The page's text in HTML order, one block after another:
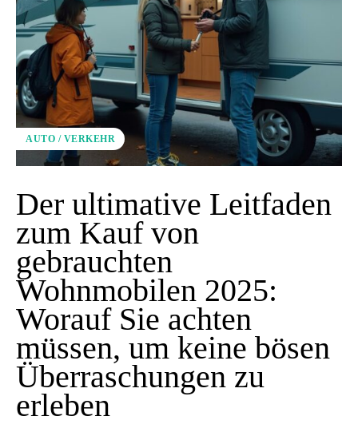
AUTO / VERKEHR
Der ultimative Leitfaden
zum Kauf von
gebrauchten
Wohnmobilen 2025:
Worauf Sie achten
müssen, um keine bösen
Überraschungen zu
erleben